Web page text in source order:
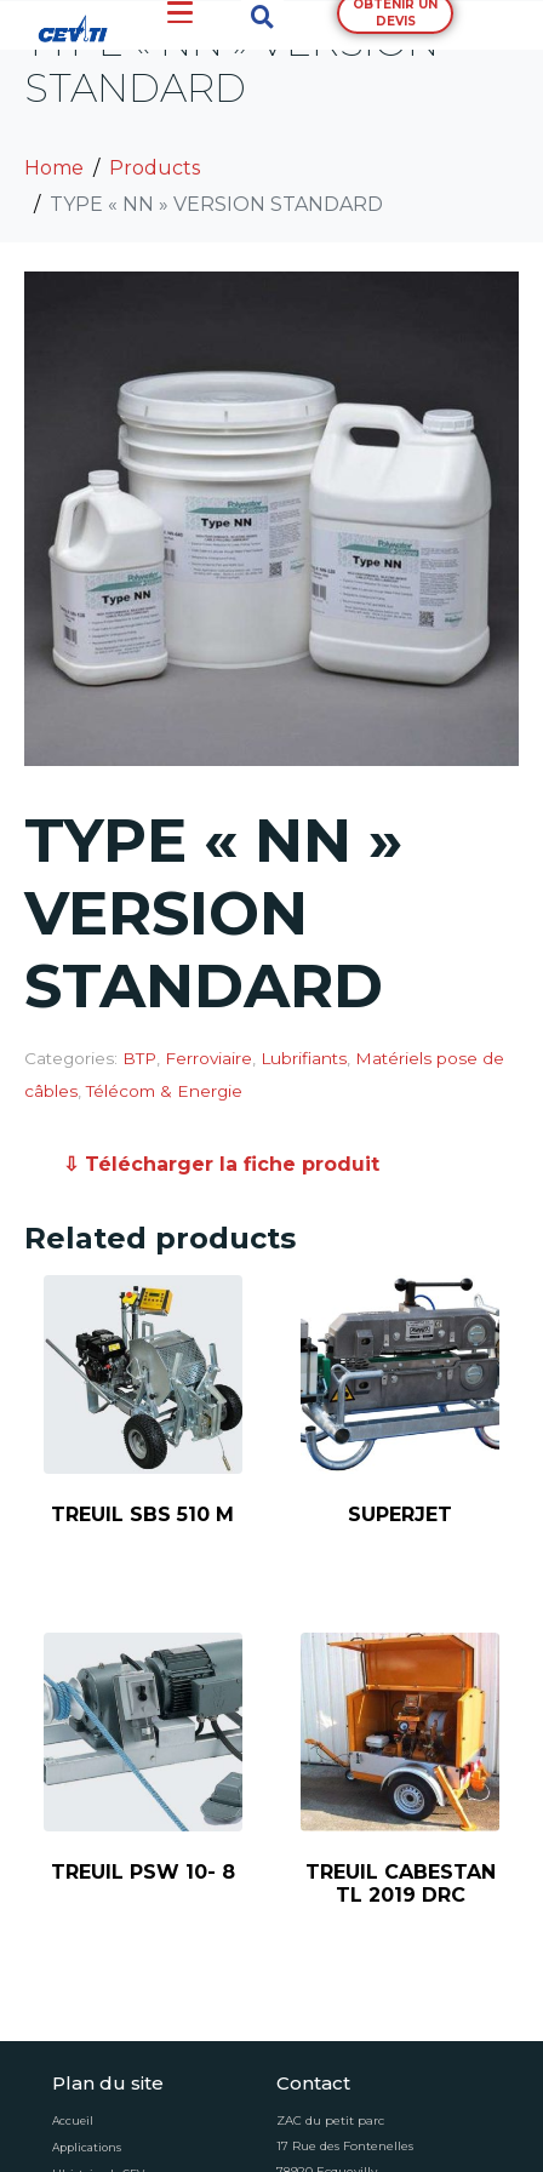
OBTENIR UN
DEVIS
TYPE « NN » VERSION
STANDARD
Home
Products
TYPE « NN » VERSION STANDARD
TYPE « NN »
VERSION
STANDARD
Categories: BTP Ferroviaire Lubrifiants Matériels pose de
câbles ,Télécom & Energie
⇩ Télécharger la fiche produit
Related products
TREUIL SBS 510 M SUPERJET
TREUIL PSW 10- 8
TREUIL CABESTAN
TL 2019 DRC
Plan du site
Accueil
Applications
Contact
ZAC du petit parc
17 Rue des Fontenelles